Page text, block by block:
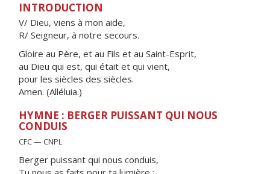
INTRODUCTION
V/ Dieu, viens à mon aide,
R/ Seigneur, à notre secours.
Gloire au Père, et au Fils et au Saint-Esprit,
au Dieu qui est, qui était et qui vient,
pour les siècles des siècles.
Amen. (Alléluia.)
HYMNE : BERGER PUISSANT QUI NOUS
CONDUIS
CFC — CNPL
Berger puissant qui nous conduis,